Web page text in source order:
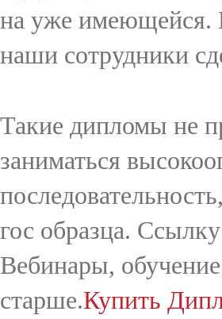
на уже имеющейся.
наши сотрудники
Такие дипломы не
заниматься
гос образца.
Вебинары,
старше.Купить